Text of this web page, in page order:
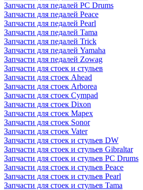
Запчасти для педалей PC Drums
Запчасти для педалей Peace
Запчасти для педалей Pearl
Запчасти для педалей Tama
Запчасти для педалей Trick
Запчасти для педалей Yamaha
Запчасти для педалей Zowag
Запчасти для стоек и стульев
Запчасти для стоек Ahead
Запчасти для стоек Arborea
Запчасти для стоек Cympad
Запчасти для стоек Dixon
Запчасти для стоек Mapex
Запчасти для стоек Sonor
Запчасти для стоек Vater
Запчасти для стоек и стульев DW
Запчасти для стоек и стульев Gibraltar
Запчасти для стоек и стульев PC Drums
Запчасти для стоек и стульев Peace
Запчасти для стоек и стульев Pearl
Запчасти для стоек и стульев Tama